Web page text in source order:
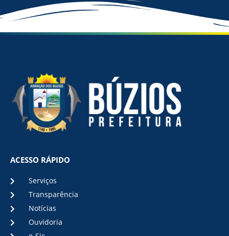
ACESSO RÁPIDO
Serviços
Transparência
Notícias
Ouvidoria